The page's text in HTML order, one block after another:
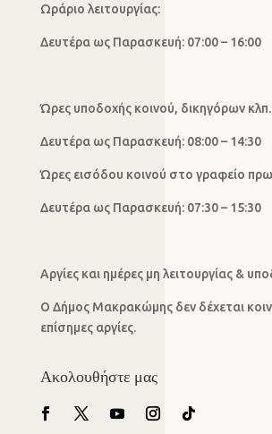
Ωράριο λειτουργίας:
Δευτέρα ως Παρασκευή: 07:00 – 16:00
Ώρες υποδοχής κοινού, δικηγόρων
Δευτέρα ως Παρασκευή: 08:00 – 14:30
Ώρες εισόδου κοινού στο γραφείο
Δευτέρα ως Παρασκευή: 07:30 – 15:30
Αργίες και ημέρες μη λειτουργίας &
Ο Δήμος Μακρακώμης δεν δέχεται
επίσημες αργίες.
Ακολουθήστε μας